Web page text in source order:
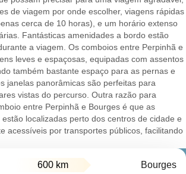
de viagem por onde escolher, viagens rápidas
cerca de 10 horas), e um horário extenso
Fantásticas amenidades a bordo estão
a viagem. Os comboios entre Perpinhã e
leves e espaçosas, equipadas com assentos
também bastante espaço para as pernas e
janelas panorâmicas são perfeitas para
vistas do percurso. Outra razão para
entre Perpinhã e Bourges é que as
localizadas perto dos centros de cidade e
acessíveis por transportes públicos, facilitando
600 km Bourges